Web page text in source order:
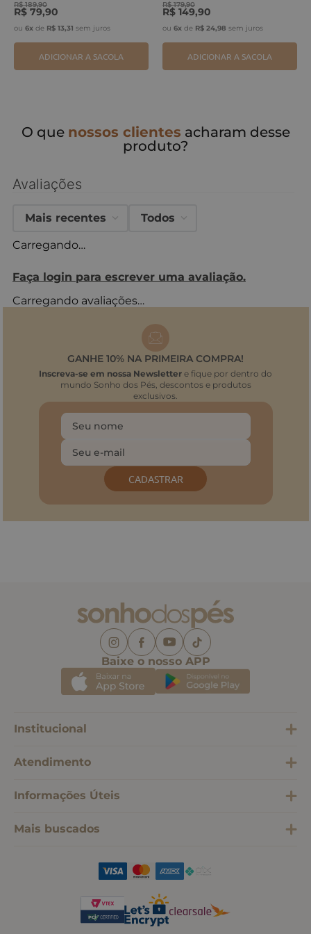
R$ 189,90
R$ 79,90
ou 6x de R$ 13,31 sem juros
ADICIONAR A SACOLA
R$ 179,90
R$ 149,90
ou 6x de R$ 24,98 sem juros
ADICIONAR A SACOLA
O que nossos clientes acharam desse
produto?
Avaliações
Carregando…
Faça login para escrever uma avaliação.
Mais recentes Todos
Carregando avaliações…
GANHE 10% NA PRIMEIRA COMPRA!
Inscreva-se em nossa Newsletter e fique por dentro do
mundo Sonho dos Pés, descontos e produtos
exclusivos.
CADASTRAR
Baixe o nosso APP
Institucional
Atendimento
Informações Úteis
Mais buscados